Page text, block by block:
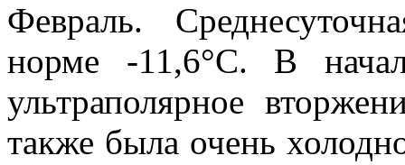
Февраль.
норме -11,6°С. В
ультраполярное
также была очень